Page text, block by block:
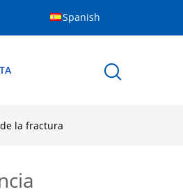
Spanish
la fractura